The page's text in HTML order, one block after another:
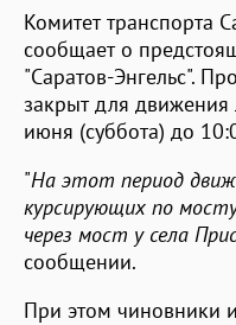
Комитет транспорта
сообщает о
"Саратов-Энгельс".
закрыт для движения
июня (суббота) до
"На этот период
курсирующих по
через мост у села
сообщении.
При этом чиновники